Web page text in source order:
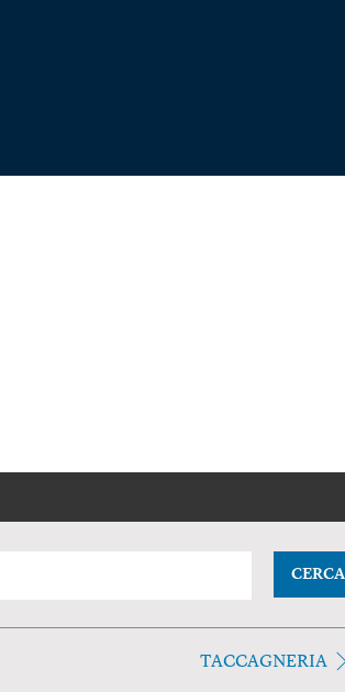
CERCA
TACCAGNERIA